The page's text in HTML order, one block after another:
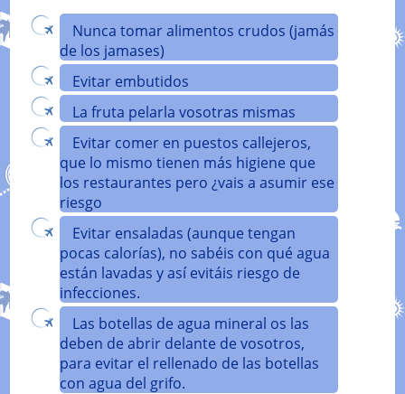
Nunca tomar alimentos crudos (jamás
de los jamases)
Evitar embutidos
La fruta pelarla vosotras mismas
Evitar comer en puestos callejeros,
que lo mismo tienen más higiene que
los restaurantes pero ¿vais a asumir ese
riesgo
Evitar ensaladas (aunque tengan
pocas calorías), no sabéis con qué agua
están lavadas y así evitáis riesgo de
infecciones.
Las botellas de agua mineral os las
deben de abrir delante de vosotros,
para evitar el rellenado de las botellas
con agua del grifo.